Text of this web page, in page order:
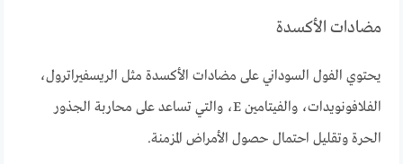
مضادات الأكسدة
يحتوي الفول السوداني على مضادات الأكسدة مثل الريسفيراترول،
الفلافونويدات، والفيتامين E، والتي تساعد على محاربة الجذور
الحرة وتقليل احتمال حصول الأمراض المزمنة.